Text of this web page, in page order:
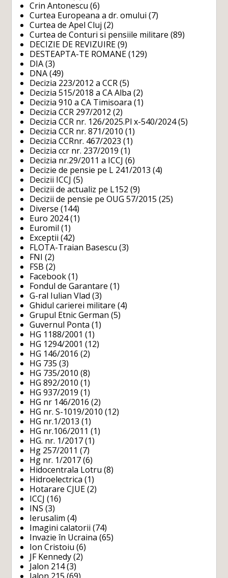
Crin Antonescu (6)
Curtea Europeana a dr. omului (7)
Curtea de Apel Cluj (2)
Curtea de Conturi si pensiile militare (89)
DECIZIE DE REVIZUIRE (9)
DESTEAPTA-TE ROMANE (129)
DIA (3)
DNA (49)
Decizia 223/2012 a CCR (5)
Decizia 515/2018 a CA Alba (2)
Decizia 910 a CA Timisoara (1)
Decizia CCR 297/2012 (2)
Decizia CCR nr. 126/2025.Pl x-540/2024(5)
Decizia CCR nr. 871/2010 (1)
Decizia CCRnr. 467/2023 (1)
Decizia ccr nr. 237/2019 (1)
Decizia nr.29/2011 a ICCJ (6)
Decizie de pensie pe L 241/2013 (4)
Decizii ICCJ (5)
Decizii de actualiz pe L152 (9)
Decizii de pensie pe OUG 57/2015 (25)
Diverse (144)
Euro 2024(1)
Euromil (1)
Exceptii (42)
FLOTA-Traian Basescu (3)
FNI (2)
FSB (2)
Facebook (1)
Fondul de Garantare (1)
G-ral Iulian Vlad (3)
Ghidul carierei militare (4)
Grupul Etnic German (5)
Guvernul Ponta (1)
HG 1188/2001 (1)
HG 1294/2001 (12)
HG 146/2016 (2)
HG 735 (3)
HG 735/2010 (8)
HG 892/2010 (1)
HG 937/2019 (1)
HG nr 146/2016 (2)
HG nr. S-1019/2010 (12)
HG nr.1/2013 (1)
HG nr.106/2011 (1)
HG. nr. 1/2017 (1)
Hg 257/2011 (7)
Hg nr. 1/2017 (6)
Hidocentrala Lotru (8)
Hidroelectrica (1)
Hotarare CJUE (2)
ICCJ (16)
INS (3)
Ierusalim (4)
Imagini calatorii (74)
Invazie în Ucraina (65)
Ion Cristoiu (6)
JF Kennedy (2)
Jalon 214(3)